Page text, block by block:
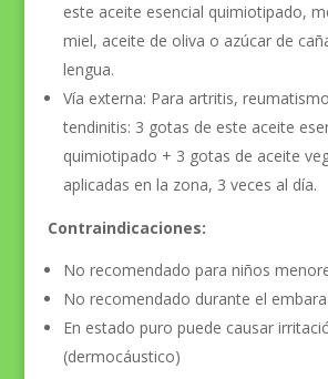
este aceite esencial quimiotipado,
miel, aceite de oliva o azúcar de
lengua.
Vía externa: Para artritis,
tendinitis: 3 gotas de este aceite
quimiotipado + 3 gotas de aceite
aplicadas en la zona, 3 veces al día.
Contraindicaciones:
No recomendado para niños
No recomendado durante el
En estado puro puede causar
(dermocáustico)